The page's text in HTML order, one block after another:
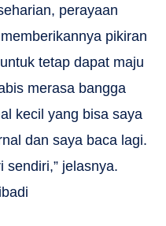
perayaan
pikiran
tetap dapat maju
merasa bangga
kecil yang bisa saya
dan saya baca lagi.
sendiri,” jelasnya.